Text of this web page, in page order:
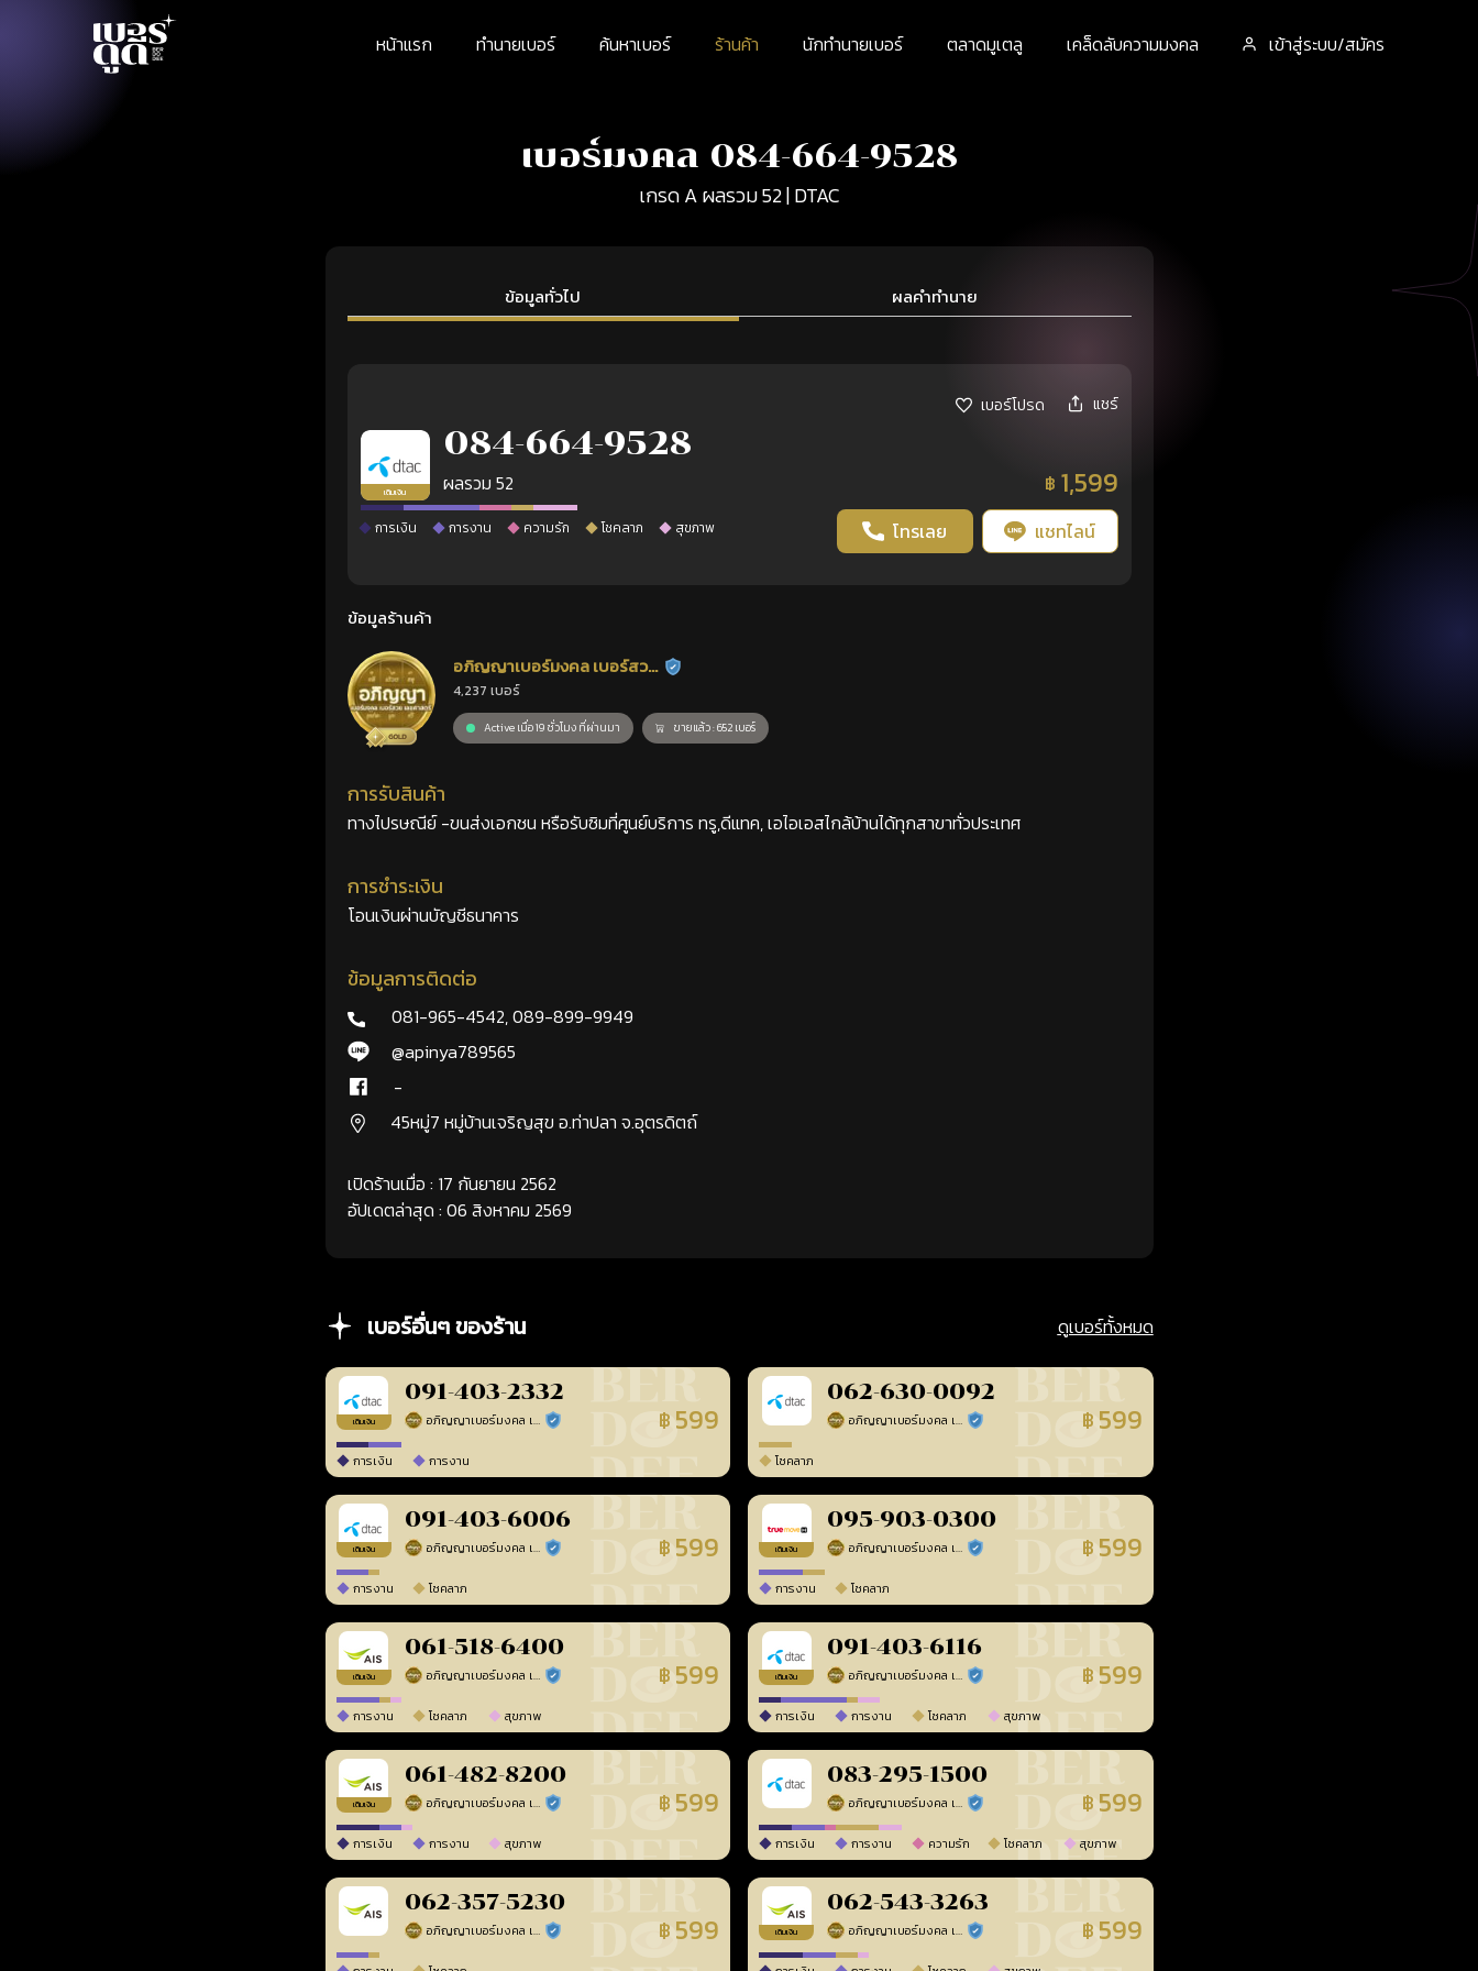
หน้าแรก ทำนายเบอร์ ค้นหาเบอร์ ร้านค้า นักทำนายเบอร์ ตลาดมูเตลู เคล็ดลับความมงคล เข้าสู่ระบบ/สมัคร
เบอร์มงคล 084-664-9528
เกรด A ผลรวม 52 | DTAC
ข้อมูลทั่วไป ผลคำทำนาย
เบอร์โปรด แชร์
เติมเงิน
084-664-9528
ผลรวม 52 ฿ 1,599
การเงิน การงาน ความรัก โชคลาภ สุขภาพ โทรเลย แชทไลน์
ข้อมูลร้านค้า
อภิญญาเบอร์มงคล เบอร์สวย
เลขศาสตร์
ร้านยืนยันแล้ว
4,237 เบอร์
Active เมื่อ 19 ชั่วโมง ที่ผ่านมา ขายแล้ว : 652 เบอร์
การรับสินค้า
ทางไปรษณีย์ -ขนส่งเอกชน หรือรับซิมที่ศูนย์บริการ ทรู,ดีแทค, เอไอเอสไกล้บ้านได้ทุกสาขาทั่วประเทศ
การชำระเงิน
โอนเงินผ่านบัญชีธนาคาร
ข้อมูลการติดต่อ
081-965-4542,089-899-9949
@apinya789565
-
45หมู่7 หมู่บ้านเจริญสุข อ.ท่าปลา จ.อุตรดิตถ์
เปิดร้านเมื่อ : 17 กันยายน 2562
อัปเดตล่าสุด : 06 สิงหาคม 2569
เบอร์อื่นๆ ของร้าน ดูเบอร์ทั้งหมด
เติมเงิน
091-403-2332
อภิญญาเบอร์มงคล เบอร์สวยเลขศาสตร์ ร้านยืนยันแล้ว ฿ 599
การเงิน การงาน
062-630-0092
อภิญญาเบอร์มงคล เบอร์สวยเลขศาสตร์ ร้านยืนยันแล้ว ฿ 599
โชคลาภ
เติมเงิน
091-403-6006
อภิญญาเบอร์มงคล เบอร์สวยเลขศาสตร์ ร้านยืนยันแล้ว ฿ 599
การงาน โชคลาภ
เติมเงิน
095-903-0300
อภิญญาเบอร์มงคล เบอร์สวยเลขศาสตร์ ร้านยืนยันแล้ว ฿ 599
การงาน โชคลาภ
เติมเงิน
061-518-6400
อภิญญาเบอร์มงคล เบอร์สวยเลขศาสตร์ ร้านยืนยันแล้ว ฿ 599
การงาน โชคลาภ สุขภาพ
เติมเงิน
091-403-6116
อภิญญาเบอร์มงคล เบอร์สวยเลขศาสตร์ ร้านยืนยันแล้ว ฿ 599
การเงิน การงาน โชคลาภ สุขภาพ
เติมเงิน
061-482-8200
อภิญญาเบอร์มงคล เบอร์สวยเลขศาสตร์ ร้านยืนยันแล้ว ฿ 599
การเงิน การงาน สุขภาพ
083-295-1500
อภิญญาเบอร์มงคล เบอร์สวยเลขศาสตร์ ร้านยืนยันแล้ว ฿ 599
การเงิน การงาน ความรัก โชคลาภ สุขภาพ
062-357-5230
อภิญญาเบอร์มงคล เบอร์สวยเลขศาสตร์ ร้านยืนยันแล้ว ฿ 599 เติมเงิน
062-543-3263
อภิญญาเบอร์มงคล เบอร์สวยเลขศาสตร์ ร้านยืนยันแล้ว ฿ 599